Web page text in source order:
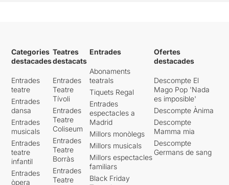
Categories
destacades
Entrades
teatre
Entrades
dansa
Entrades
musicals
Entrades
teatre
infantil
Entrades
òpera
Teatres
destacats
Entrades
Teatre
Tívoli
Entrades
Teatre
Coliseum
Entrades
Teatre
Borràs
Entrades
Teatre
Entrades
Abonaments
teatrals
Tiquets Regal
Entrades
espectacles a
Madrid
Millors monòlegs
Millors musicals
Millors espectacles
familiars
Black Friday
Ofertes
destacades
Descompte El
Mago Pop 'Nada
es imposible'
Descompte Ànima
Descompte
Mamma mia
Descompte
Germans de sang